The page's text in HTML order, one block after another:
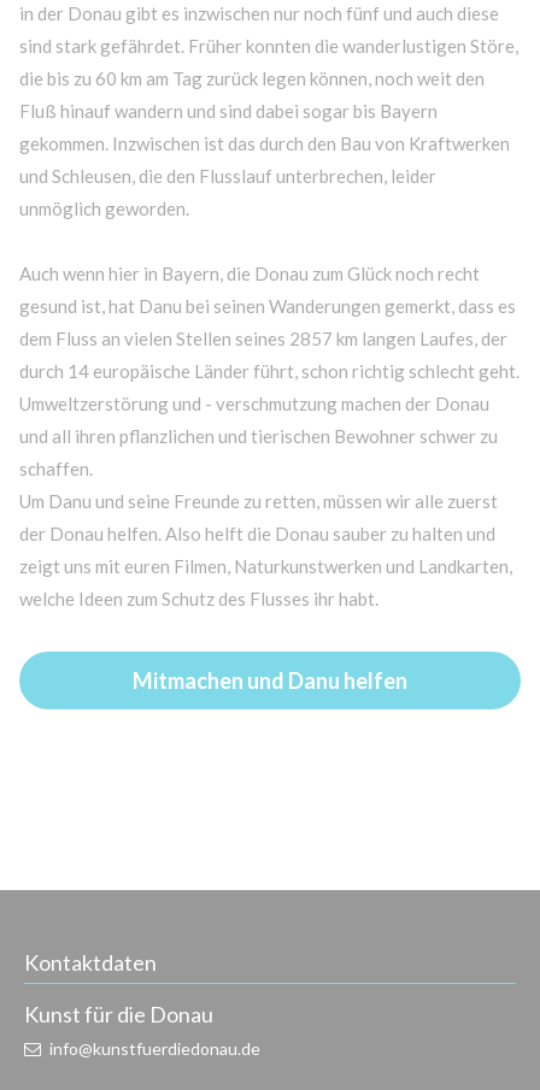
in der Donau gibt es inzwischen nur noch fünf und auch diese
sind stark gefährdet. Früher konnten die wanderlustigen Störe,
die bis zu 60 km am Tag zurück legen können, noch weit den
Fluß hinauf wandern und sind dabei sogar bis Bayern
gekommen. Inzwischen ist das durch den Bau von Kraftwerken
und Schleusen, die den Flusslauf unterbrechen, leider
unmöglich geworden.
Auch wenn hier in Bayern, die Donau zum Glück noch recht
gesund ist, hat Danu bei seinen Wanderungen gemerkt, dass es
dem Fluss an vielen Stellen seines 2857 km langen Laufes, der
durch 14 europäische Länder führt, schon richtig schlecht geht.
Umweltzerstörung und - verschmutzung machen der Donau
und all ihren pflanzlichen und tierischen Bewohner schwer zu
schaffen.
Um Danu und seine Freunde zu retten, müssen wir alle zuerst
der Donau helfen. Also helft die Donau sauber zu halten und
zeigt uns mit euren Filmen, Naturkunstwerken und Landkarten,
welche Ideen zum Schutz des Flusses ihr habt.
Mitmachen und Danu helfen
Kontaktdaten
Kunst für die Donau
info@kunstfuerdiedonau.de